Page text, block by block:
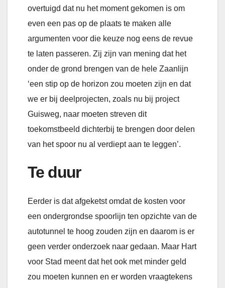
overtuigd dat nu het moment gekomen is om
even een pas op de plaats te maken alle
argumenten voor die keuze nog eens de revue
te laten passeren. Zij zijn van mening dat het
onder de grond brengen van de hele Zaanlijn
‘een stip op de horizon zou moeten zijn en dat
we er bij deelprojecten, zoals nu bij project
Guisweg, naar moeten streven dit
toekomstbeeld dichterbij te brengen door delen
van het spoor nu al verdiept aan te leggen’.
Te duur
Eerder is dat afgeketst omdat de kosten voor
een ondergrondse spoorlijn ten opzichte van de
autotunnel te hoog zouden zijn en daarom is er
geen verder onderzoek naar gedaan. Maar Hart
voor Stad meent dat het ook met minder geld
zou moeten kunnen en er worden vraagtekens